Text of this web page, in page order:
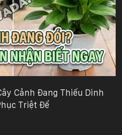
Cảnh Đang Thiếu Dinh
Triệt Để